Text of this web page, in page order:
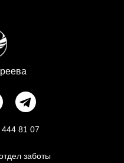
81 07
заботы